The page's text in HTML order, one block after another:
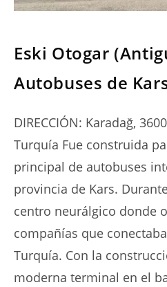
Eski Otogar
Autobuses de
DIRECCIÓN: Karadağ,
Turquía Fue construida
principal de autobuses
provincia de Kars.
centro neurálgico donde
compañías que
Turquía. Con la
moderna terminal en el